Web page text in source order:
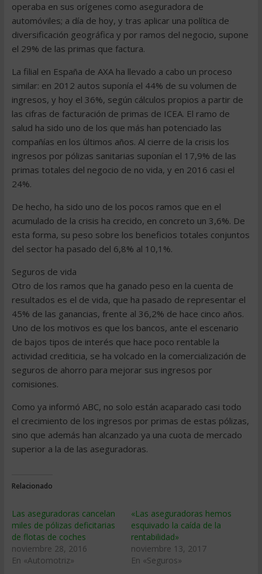
operaba en sus orígenes como aseguradora de
automóviles; a día de hoy, y tras aplicar una política de
diversificación geográfica y por ramos del negocio, supone
el 29% de las primas que factura.
La filial en España de AXA ha llevado a cabo un proceso
similar: en 2012 autos suponía el 44% de su volumen de
ingresos, y hoy el 36%, según cálculos propios a partir de
las cifras de facturación de primas de ICEA. El ramo de
salud ha sido uno de los que más han potenciado las
compañías en los últimos años. Al cierre de la crisis los
ingresos por pólizas sanitarias suponían el 17,9% de las
primas totales del negocio de no vida, y en 2016 casi el
24%.
De hecho, ha sido uno de los pocos ramos que en el
acumulado de la crisis ha crecido, en concreto un 3,6%. De
esta forma, su peso sobre los beneficios totales conjuntos
del sector ha pasado del 6,8% al 10,1%.
Seguros de vida
Otro de los ramos que ha ganado peso en la cuenta de
resultados es el de vida, que ha pasado de representar el
45% de las ganancias, frente al 36,2% de hace cinco años.
Uno de los motivos es que los bancos, ante el escenario
de bajos tipos de interés que hace poco rentable la
actividad crediticia, se ha volcado en la comercialización de
seguros de ahorro para mejorar sus ingresos por
comisiones.
Como ya informó ABC, no solo están acaparado casi todo
el crecimiento de los ingresos por primas de estas pólizas,
sino que además han alcanzado ya una cuota de mercado
superior a la de las aseguradoras.
Relacionado
Las aseguradoras cancelan
miles de pólizas deficitarias
de flotas de coches
noviembre 28, 2016
En «Automotriz»
«Las aseguradoras hemos
esquivado la caída de la
rentabilidad»
noviembre 13, 2017
En «Seguros»